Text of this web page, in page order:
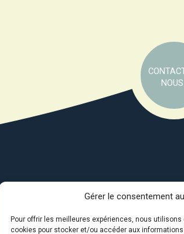
Gérer le consentement
Pour offrir les meilleures expériences, nous
cookies pour stocker et/ou accéder aux
Avec le soutien de :